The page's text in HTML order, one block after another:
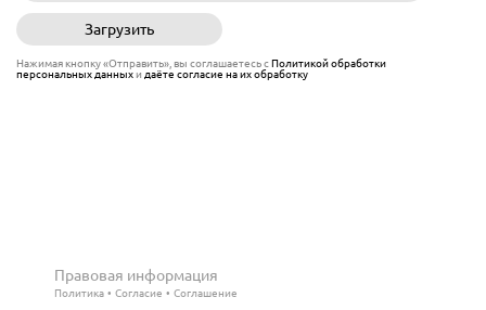
Загрузить
Нажимая кнопку «Отправить», вы соглашаетесь сПолитикой обработки
персональных данныхи даёте согласие на их обработку
Правовая информация
Политика Согласие Соглашение